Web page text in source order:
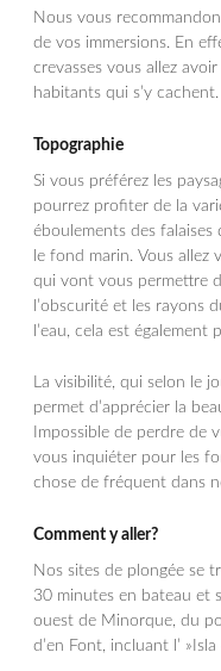
Nous vous
de vos immersions. En
crevasses vous allez
habitants qui s’y cachent.
Topographie
Si vous préférez les
pourrez profiter de la
éboulements des
le fond marin. Vous
qui vont vous permettre
l’obscurité et les rayons
l’eau, cela est
La visibilité, qui selon le
permet d’apprécier la
Impossible de perdre de
vous inquiéter pour les
chose de fréquent dans
Comment y aller?
Nos sites de plongée se
30 minutes en bateau et
ouest de Minorque, du
d’en Font, incluant l’ »Isla